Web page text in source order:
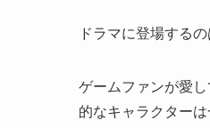
ドラマに登場する
ゲームファンが愛
的なキャラクターは